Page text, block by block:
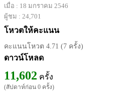
เมื่อ : 18 มกราคม 2546
ผู้ชม : 24,701
โหวตให้คะแนน
คะแนนโหวต 4.71 (7 ครั้ง)
ดาวน์โหลด
11,602 ครั้ง
(สัปดาห์ก่อน 0 ครั้ง)